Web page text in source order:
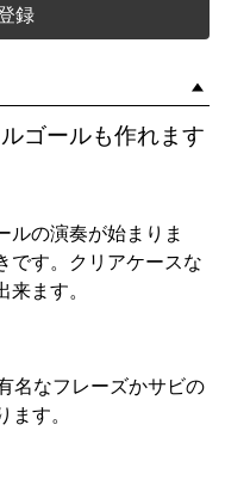
録
ゴールも作れます
ルの演奏が始まりま
です。クリアケースな
ます。
名なフレーズかサビの
す。